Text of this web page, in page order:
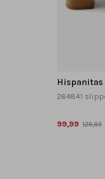
Hispanitas
264841
99,99 129,95